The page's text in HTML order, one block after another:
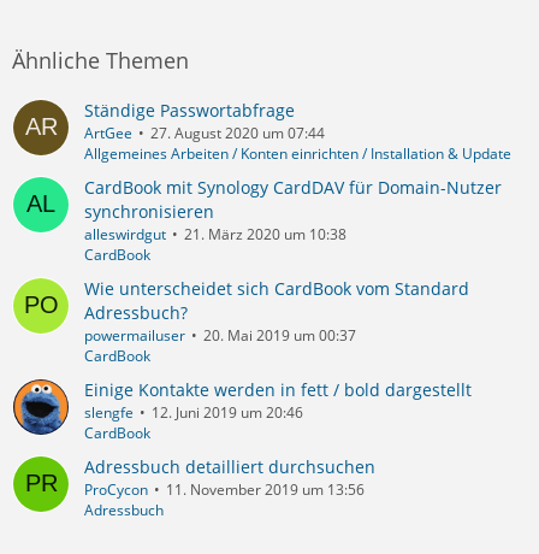
Ähnliche Themen
Ständige Passwortabfrage
ArtGee
27. August 2020 um 07:44
Allgemeines Arbeiten / Konten einrichten / Installation & Update
CardBook mit Synology CardDAV für Domain-Nutzer
synchronisieren
alleswirdgut
21. März 2020 um 10:38
CardBook
Wie unterscheidet sich CardBook vom Standard
Adressbuch?
powermailuser
20. Mai 2019 um 00:37
CardBook
Einige Kontakte werden in fett / bold dargestellt
slengfe
12. Juni 2019 um 20:46
CardBook
Adressbuch detailliert durchsuchen
ProCycon
11. November 2019 um 13:56
Adressbuch